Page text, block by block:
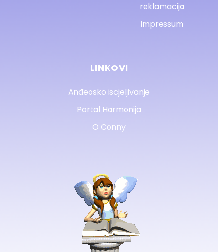
reklamacija
Impressum
LINKOVI
Anđeosko iscjeljivanje
Portal Harmonija
O Conny